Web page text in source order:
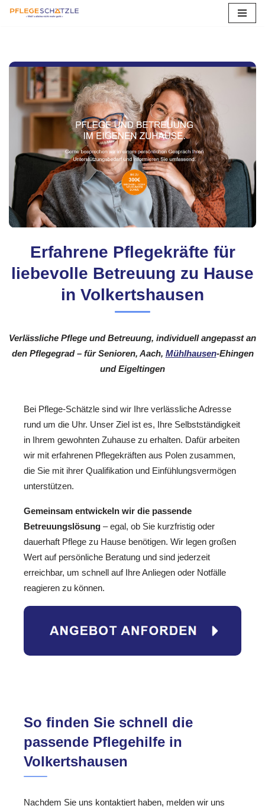
springen
Erfahrene Pflegekräfte für
liebevolle Betreuung zu Hause
in Volkertshausen
Verlässliche Pflege und Betreuung, individuell angepasst an
den Pflegegrad – für Senioren, Aach, Mühlhausen-Ehingen
und Eigeltingen
Bei Pflege-Schätzle sind wir Ihre verlässliche Adresse
rund um die Uhr. Unser Ziel ist es, Ihre Selbstständigkeit
in Ihrem gewohnten Zuhause zu erhalten. Dafür arbeiten
wir mit erfahrenen Pflegekräften aus Polen zusammen,
die Sie mit ihrer Qualifikation und Einfühlungsvermögen
unterstützen.
Gemeinsam entwickeln wir die passende
Betreuungslösung – egal, ob Sie kurzfristig oder
dauerhaft Pflege zu Hause benötigen. Wir legen großen
Wert auf persönliche Beratung und sind jederzeit
erreichbar, um schnell auf Ihre Anliegen oder Notfälle
reagieren zu können.
So finden Sie schnell die
passende Pflegehilfe in
Volkertshausen
Nachdem Sie uns kontaktiert haben, melden wir uns